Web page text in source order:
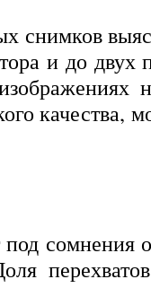
снимков
и до
качества,
сомнения